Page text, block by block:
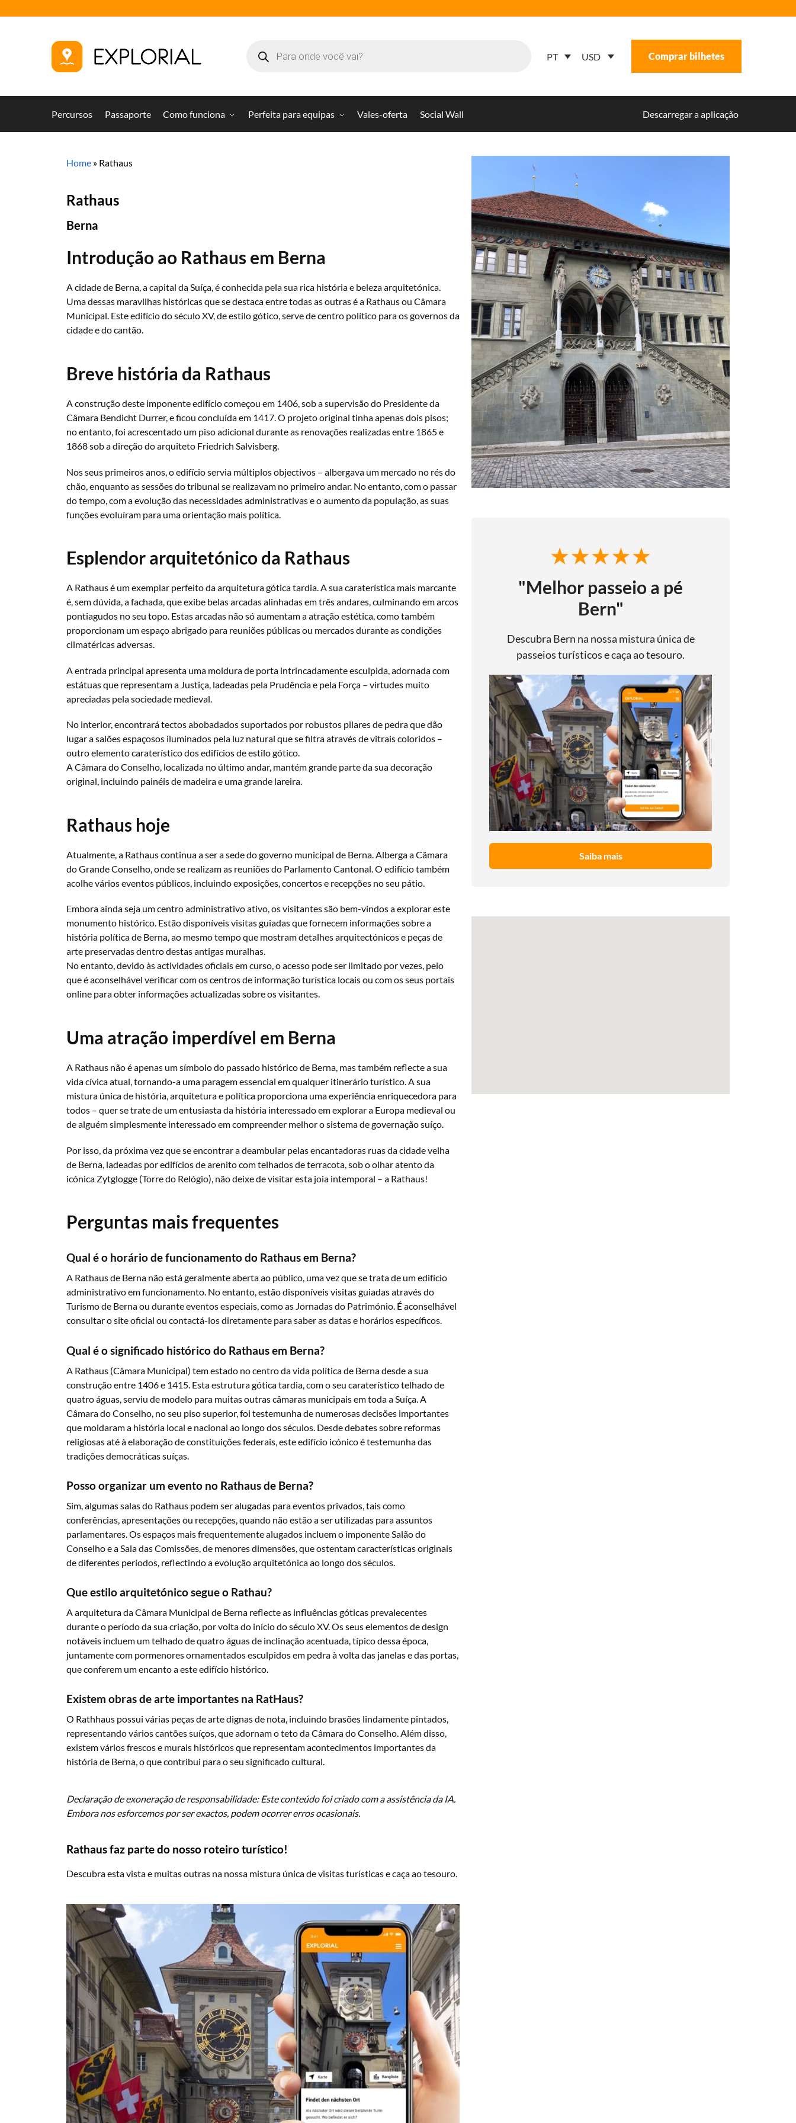
PT USD Comprar bilhetes
Percursos Passaporte Como funciona Perfeita para equipas Vales-oferta Social Wall Descarregar a aplicação
Home » Rathaus
Rathaus
Berna
Introdução ao Rathaus em Berna
A cidade de Berna, a capital da Suíça, é conhecida pela sua rica história e beleza arquitetónica.
Uma dessas maravilhas históricas que se destaca entre todas as outras é a Rathaus ou Câmara
Municipal. Este edifício do século XV, de estilo gótico, serve de centro político para os governos da
cidade e do cantão.
Breve história da Rathaus
A construção deste imponente edifício começou em 1406, sob a supervisão do Presidente da
Câmara Bendicht Durrer, e ficou concluída em 1417. O projeto original tinha apenas dois pisos;
no entanto, foi acrescentado um piso adicional durante as renovações realizadas entre 1865 e
1868 sob a direção do arquiteto Friedrich Salvisberg.
Nos seus primeiros anos, o edifício servia múltiplos objectivos – albergava um mercado no rés do
chão, enquanto as sessões do tribunal se realizavam no primeiro andar. No entanto, com o passar
do tempo, com a evolução das necessidades administrativas e o aumento da população, as suas
funções evoluíram para uma orientação mais política.
Esplendor arquitetónico da Rathaus
A Rathaus é um exemplar perfeito da arquitetura gótica tardia. A sua caraterística mais marcante
é, sem dúvida, a fachada, que exibe belas arcadas alinhadas em três andares, culminando em arcos
pontiagudos no seu topo. Estas arcadas não só aumentam a atração estética, como também
proporcionam um espaço abrigado para reuniões públicas ou mercados durante as condições
climatéricas adversas.
A entrada principal apresenta uma moldura de porta intrincadamente esculpida, adornada com
estátuas que representam a Justiça, ladeadas pela Prudência e pela Força – virtudes muito
apreciadas pela sociedade medieval.
No interior, encontrará tectos abobadados suportados por robustos pilares de pedra que dão
lugar a salões espaçosos iluminados pela luz natural que se filtra através de vitrais coloridos –
outro elemento caraterístico dos edifícios de estilo gótico.
A Câmara do Conselho, localizada no último andar, mantém grande parte da sua decoração
original, incluindo painéis de madeira e uma grande lareira.
Rathaus hoje
Atualmente, a Rathaus continua a ser a sede do governo municipal de Berna. Alberga a Câmara
do Grande Conselho, onde se realizam as reuniões do Parlamento Cantonal. O edifício também
acolhe vários eventos públicos, incluindo exposições, concertos e recepções no seu pátio.
Embora ainda seja um centro administrativo ativo, os visitantes são bem-vindos a explorar este
monumento histórico. Estão disponíveis visitas guiadas que fornecem informações sobre a
história política de Berna, ao mesmo tempo que mostram detalhes arquitectónicos e peças de
arte preservadas dentro destas antigas muralhas.
No entanto, devido às actividades oficiais em curso, o acesso pode ser limitado por vezes, pelo
que é aconselhável verificar com os centros de informação turística locais ou com os seus portais
online para obter informações actualizadas sobre os visitantes.
Uma atração imperdível em Berna
A Rathaus não é apenas um símbolo do passado histórico de Berna, mas também reflecte a sua
vida cívica atual, tornando-a uma paragem essencial em qualquer itinerário turístico. A sua
mistura única de história, arquitetura e política proporciona uma experiência enriquecedora para
todos – quer se trate de um entusiasta da história interessado em explorar a Europa medieval ou
de alguém simplesmente interessado em compreender melhor o sistema de governação suíço.
Por isso, da próxima vez que se encontrar a deambular pelas encantadoras ruas da cidade velha
de Berna, ladeadas por edifícios de arenito com telhados de terracota, sob o olhar atento da
icónica Zytglogge (Torre do Relógio), não deixe de visitar esta joia intemporal – a Rathaus!
Perguntas mais frequentes
Qual é o horário de funcionamento do Rathaus em Berna?
A Rathaus de Berna não está geralmente aberta ao público, uma vez que se trata de um edifício
administrativo em funcionamento. No entanto, estão disponíveis visitas guiadas através do
Turismo de Berna ou durante eventos especiais, como as Jornadas do Património. É aconselhável
consultar o site oficial ou contactá-los diretamente para saber as datas e horários específicos.
Qual é o significado histórico do Rathaus em Berna?
A Rathaus (Câmara Municipal) tem estado no centro da vida política de Berna desde a sua
construção entre 1406 e 1415. Esta estrutura gótica tardia, com o seu caraterístico telhado de
quatro águas, serviu de modelo para muitas outras câmaras municipais em toda a Suíça. A
Câmara do Conselho, no seu piso superior, foi testemunha de numerosas decisões importantes
que moldaram a história local e nacional ao longo dos séculos. Desde debates sobre reformas
religiosas até à elaboração de constituições federais, este edifício icónico é testemunha das
tradições democráticas suíças.
Posso organizar um evento no Rathaus de Berna?
Sim, algumas salas do Rathaus podem ser alugadas para eventos privados, tais como
conferências, apresentações ou recepções, quando não estão a ser utilizadas para assuntos
parlamentares. Os espaços mais frequentemente alugados incluem o imponente Salão do
Conselho e a Sala das Comissões, de menores dimensões, que ostentam características originais
de diferentes períodos, reflectindo a evolução arquitetónica ao longo dos séculos.
Que estilo arquitetónico segue o Rathau?
A arquitetura da Câmara Municipal de Berna reflecte as influências góticas prevalecentes
durante o período da sua criação, por volta do início do século XV. Os seus elementos de design
notáveis incluem um telhado de quatro águas de inclinação acentuada, típico dessa época,
juntamente com pormenores ornamentados esculpidos em pedra à volta das janelas e das portas,
que conferem um encanto a este edifício histórico.
Existem obras de arte importantes na RatHaus?
O Rathhaus possui várias peças de arte dignas de nota, incluindo brasões lindamente pintados,
representando vários cantões suíços, que adornam o teto da Câmara do Conselho. Além disso,
existem vários frescos e murais históricos que representam acontecimentos importantes da
história de Berna, o que contribui para o seu significado cultural.
Declaração de exoneração de responsabilidade: Este conteúdo foi criado com a assistência da IA.
Embora nos esforcemos por ser exactos, podem ocorrer erros ocasionais.
Rathaus faz parte do nosso roteiro turístico!
Descubra esta vista e muitas outras na nossa mistura única de visitas turísticas e caça ao tesouro.
"Melhor passeio a pé
Bern"
Descubra Bern na nossa mistura única de
passeios turísticos e caça ao tesouro.
Saiba mais